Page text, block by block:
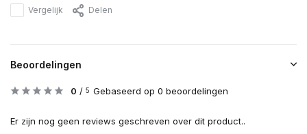
Vergelijk Delen
Beoordelingen
0 / 5 Gebaseerd op 0 beoordelingen
Er zijn nog geen reviews geschreven over dit product..